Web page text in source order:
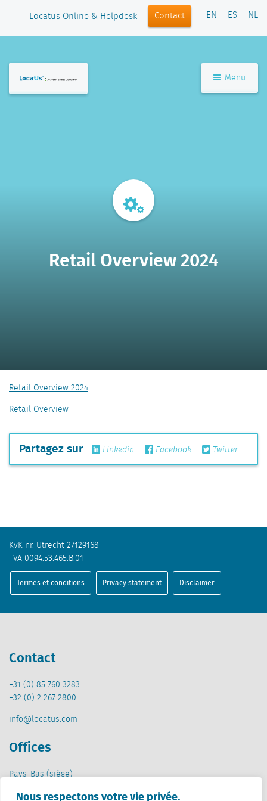
Nous respectons votre vie privée.
Locatus Online & Helpdesk Contact EN ES NL
Menu
Retail Overview 2024
Retail Overview 2024
Retail Overview
Partagez sur Linkedin Facebook Twitter
KvK nr. Utrecht 27129168
TVA 0094.53.465.B.01
Termes et conditions Privacy statement Disclaimer
Contact
+31 (0) 85 760 3283
+32 (0) 2 267 2800
info@locatus.com
Offices
Pays-Bas (siège)